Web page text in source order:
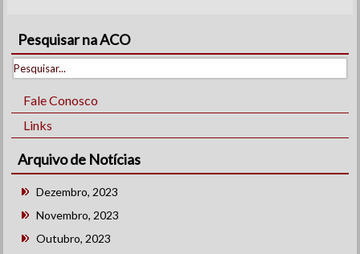
Pesquisar na ACO
Fale Conosco
Links
Arquivo de Notícias
Dezembro, 2023
Novembro, 2023
Outubro, 2023